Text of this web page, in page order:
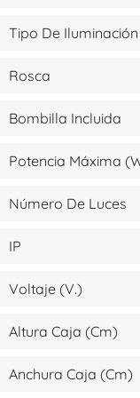
Tipo De Iluminación
Rosca
Bombilla Incluida
Potencia Máxima
Número De Luces
IP
Voltaje (V.)
Altura Caja (cm)
Anchura Caja (cm)